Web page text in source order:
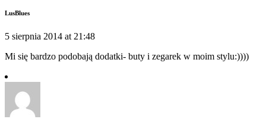
LusBlues
5 sierpnia 2014 at 21:48
Mi się bardzo podobają dodatki- buty i zegarek w moim stylu:))))